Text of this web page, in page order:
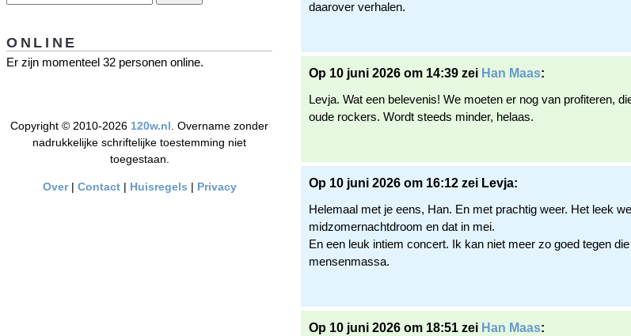
daarover verhalen.
Op 10 juni 2026 om 14:39 zei Han Maas:
Levja. Wat een belevenis! We moeten er nog van profiteren,
oude rockers. Wordt steeds minder, helaas.
Op 10 juni 2026 om 16:12 zei Levja:
Helemaal met je eens, Han. En met prachtig weer. Het leek
midzomernachtdroom en dat in mei.
En een leuk intiem concert. Ik kan niet meer zo goed tegen
mensenmassa.
Op 10 juni 2026 om 18:51 zei Han Maas:
ONLINE
Er zijn momenteel 32 personen online.
Copyright © 2010-2026 120w.nl . Overname zonder
nadrukkelijke schriftelijke toestemming niet
toegestaan.
Over| Contact| Huisregels | Privacy